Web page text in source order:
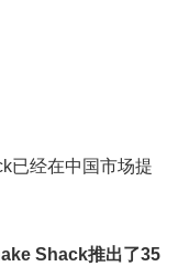
已经在中国市场提
Shack推出了35